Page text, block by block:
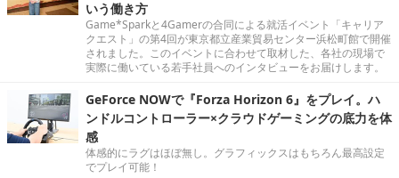
いう働き方
Game*Sparkと4Gamerの合同による就活イベント「キャリア
クエスト」の第4回が東京都立産業貿易センター浜松町館で開催
されました。このイベントに合わせて取材した、各社の現場で
実際に働いている若手社員へのインタビューをお届けします。
GeForce NOWで『Forza Horizon 6』をプレイ。ハ
ンドルコントローラー×クラウドゲーミングの底力を体
感
体感的にラグはほぼ無し。グラフィックスはもちろん最高設定
でプレイ可能！